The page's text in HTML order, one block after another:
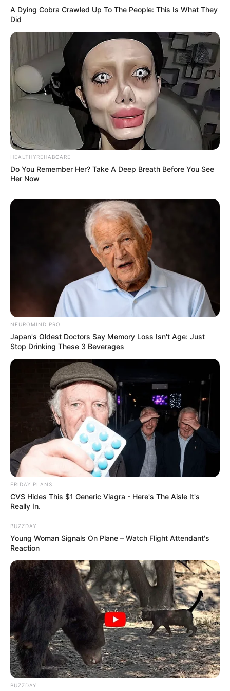
ΥΠΟΣΤΗΡΙΞΤΕ ΤΟΝ ΑΓΩΝΑ ΜΑΣ
Επισκεφτείτε το κανάλι μου στο youtubeαν
ψάχνετε πραγματικά να βρείτε την αλήθεια… Η
Ενημέρωση που δεν θα ακούσετε ποτέ από τα
κυρίαρχα ΜΜΕ… Υποστηρίξτε αυτόν τον αγώνα με
την εγγραφή, τα κόσμια σχόλια και τα λάικ σας…
FACEBOOK ΑΡΈΣΕΙ
ΑΚΟΛΟΥΘΉΣΤΕ
A Dying Cobra Crawled Up To The People: This Is What They
Did
HEALTHYREHABCARE
Do You Remember Her? Take A Deep Breath Before You See
Her Now
NEUROMIND PRO
Japan's Oldest Doctors Say Memory Loss Isn't Age: Just
Stop Drinking These 3 Beverages
FRIDAY PLANS
CVS Hides This $1 Generic Viagra - Here's The Aisle It's
Really In.
BUZZDAY
Young Woman Signals On Plane – Watch Flight Attendant's
Reaction
BUZZDAY